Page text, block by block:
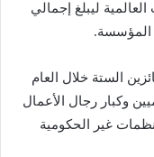
ليبلغ إجمالي
الستة خلال العام
وكبار رجال الأعمال
غير الحكومية